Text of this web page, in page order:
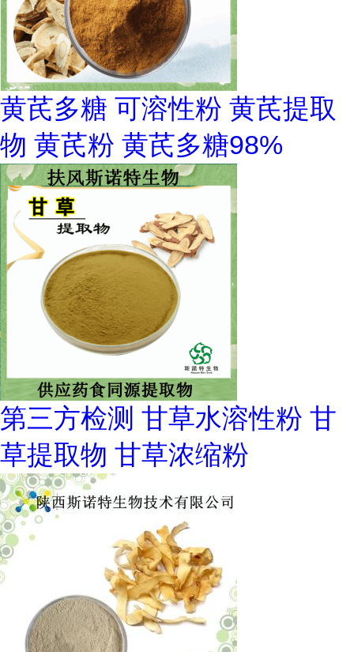
黄芪多糖 可溶性粉 黄芪提取
物 黄芪粉 黄芪多糖98%
第三方检测 甘草水溶性粉 甘
草提取物 甘草浓缩粉